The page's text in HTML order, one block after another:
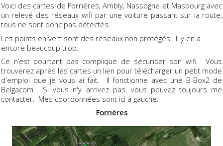
Voici des cartes de Forrières, Ambly, Nassogne et Masbourg avec
un relevé des réseaux wifi par une voiture passant sur la route,
tous ne sont donc pas détectés.
Les points en vert sont des réseaux non protégés. Il y en a
encore beaucoup trop.
Ce n’est pourtant pas compliqué de sécuriser son wifi. Vous
trouverez après les cartes un lien pour télécharger un petit mode
d'emploi que je vous ai fait. Il fonctionne avec une B-Box2 de
Belgacom. Si vous n'y arrivez pas, vous pouvez toujours me
contacter. Mes coordonnées sont ici à gauche.
Forrières